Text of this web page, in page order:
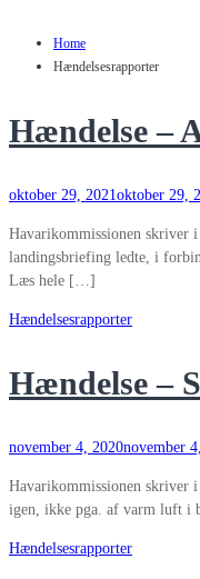
Home
Hændelsesrapporter
Hændelse –
oktober 29, 2021oktober 29,
Havarikommissionen skriver
landingsbriefing ledte, i
Læs hele […]
Hændelsesrapporter
Hændelse –
november 4, 2020november
Havarikommissionen skriver
igen, ikke pga. af varm luft
Hændelsesrapporter